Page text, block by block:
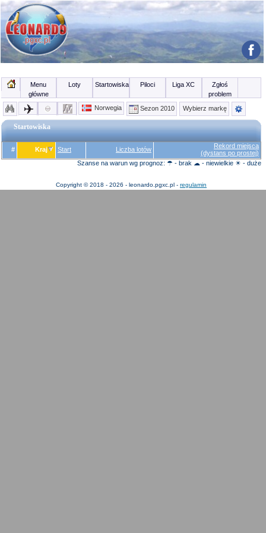
Menu
główne
Loty Startowiska Piloci Liga XC
Zgłoś
problem
Norwegia
Sezon 2010 Wybierz markę
Startowiska
# Kraj Start Liczba lotów
Rekord miejsca
(dystans po prostej)
Szanse na warun wg prognoz: ☂ - brak ☁ - niewielkie ☀ - duże
Copyright © 2018 - 2026 - leonardo.pgxc.pl - regulamin